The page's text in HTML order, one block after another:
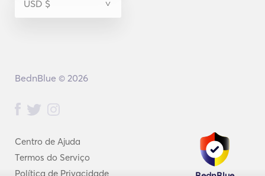
Centro de Ajuda
Termos do Serviço
Política de Privacidade
BednBlue © 2026